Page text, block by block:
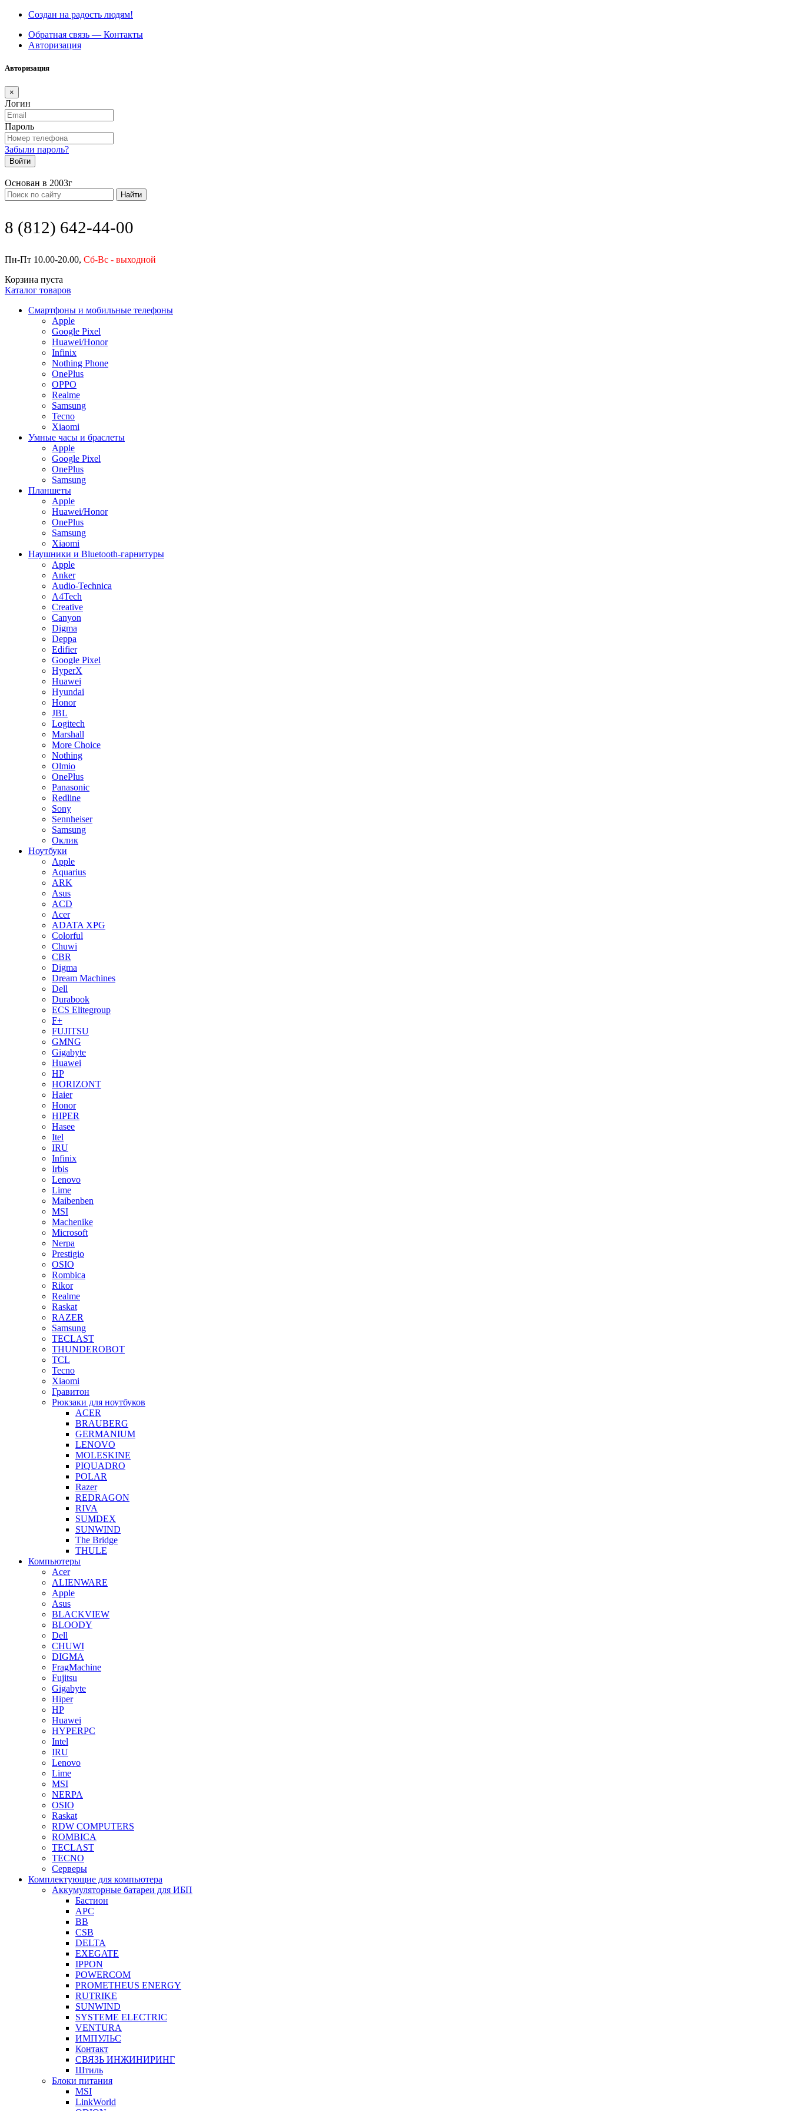
Создан на радость людям!
Обратная связь — Контакты
Авторизация
Авторизация
×
Логин
Пароль
Забыли пароль?
Войти
Основан в 2003г
Найти
8 (812) 642-44-00
Пн-Пт 10.00-20.00, Сб-Вс - выходной
Корзина пуста
Каталог товаров
Смартфоны и мобильные телефоны
Apple
Google Pixel
Huawei/Honor
Infinix
Nothing Phone
OnePlus
OPPO
Realme
Samsung
Tecno
Xiaomi
Умные часы и браслеты
Apple
Google Pixel
OnePlus
Samsung
Планшеты
Apple
Huawei/Honor
OnePlus
Samsung
Xiaomi
Наушники и Bluetooth-гарнитуры
Apple
Anker
Audio-Technica
A4Tech
Creative
Canyon
Digma
Deppa
Edifier
Google Pixel
HyperX
Huawei
Hyundai
Honor
JBL
Logitech
Marshall
More Choice
Nothing
Olmio
OnePlus
Panasonic
Redline
Sony
Sennheiser
Samsung
Оклик
Ноутбуки
Apple
Aquarius
ARK
Asus
ACD
Acer
ADATA XPG
Colorful
Chuwi
CBR
Digma
Dream Machines
Dell
Durabook
ECS Elitegroup
F+
FUJITSU
GMNG
Gigabyte
Huawei
HP
HORIZONT
Haier
Honor
HIPER
Hasee
Itel
IRU
Infinix
Irbis
Lenovo
Lime
Maibenben
MSI
Machenike
Microsoft
Nerpa
Prestigio
OSIO
Rombica
Rikor
Realme
Raskat
RAZER
Samsung
TECLAST
THUNDEROBOT
TCL
Tecno
Xiaomi
Гравитон
Рюкзаки для ноутбуков
ACER
BRAUBERG
GERMANIUM
LENOVO
MOLESKINE
PIQUADRO
POLAR
Razer
REDRAGON
RIVA
SUMDEX
SUNWIND
The Bridge
THULE
Компьютеры
Acer
ALIENWARE
Apple
Asus
BLACKVIEW
BLOODY
Dell
CHUWI
DIGMA
FragMachine
Fujitsu
Gigabyte
Hiper
HP
Huawei
HYPERPC
Intel
IRU
Lenovo
Lime
MSI
NERPA
OSIO
Raskat
RDW COMPUTERS
ROMBICA
TECLAST
TECNO
Серверы
Комплектующие для компьютера
Аккумуляторные батареи для ИБП
Бастион
APC
BB
CSB
DELTA
EXEGATE
IPPON
POWERCOM
PROMETHEUS ENERGY
RUTRIKE
SUNWIND
SYSTEME ELECTRIC
VENTURA
ИМПУЛЬС
Контакт
СВЯЗЬ ИНЖИНИРИНГ
Штиль
Блоки питания
MSI
LinkWorld